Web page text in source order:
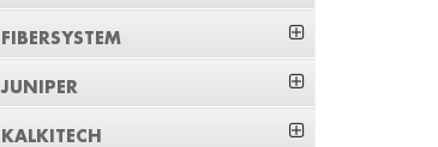
FIBERSYSTEM
JUNIPER
KALKITECH